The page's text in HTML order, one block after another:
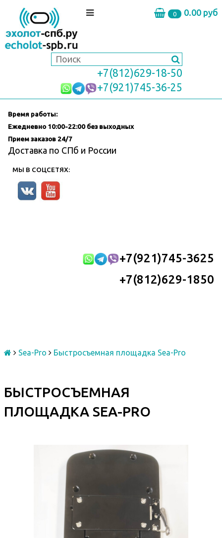
0 0.00 руб
+7(812)629-18-50
+7(921)745-36-25
Время работы:
Ежедневно 10:00-22:00 без выходных
Прием заказов 24/7
Доставка по СПб и России
МЫ В СОЦСЕТЯХ:
+7(921)745-3625
+7(812)629-1850
Sea-Pro Быстросъемная площадка Sea-Pro
БЫСТРОСЪЕМНАЯ
ПЛОЩАДКА SEA-PRO